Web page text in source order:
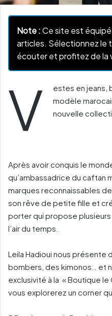
Note :Ce site est équipé
articles. Sélectionnez le
écouter et profitez de la
V
estes en jeans,
modèle
nouvelle
Après avoir conquis le
qu’ambassadrice du caftan
marques reconnaissables
son rêve de petite fille et
porter qui propose
l’air du temps.
Leila Hadioui nous présente
bombers, des kimonos.. et
exclusivité à la « Boutique le
vous explorerez un corner